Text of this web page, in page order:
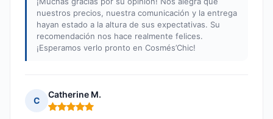
nuestros precios, nuestra comunicación y la entrega
hayan estado a la altura de sus expectativas. Su
recomendación nos hace realmente felices.
¡Esperamos verlo pronto en Cosmés’Chic!
C
Catherine M.
Nota: 5 de 5